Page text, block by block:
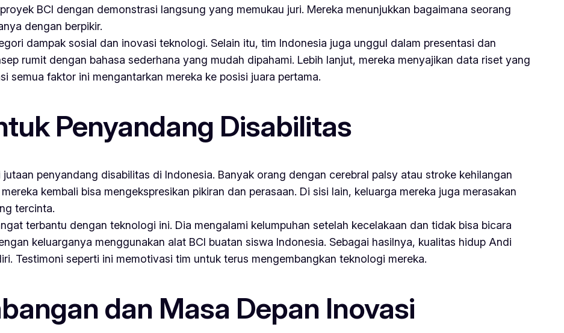
BCI dengan demonstrasi langsung yang memukau juri. Mereka menunjukkan bagaimana seorang
dengan berpikir.
dampak sosial dan inovasi teknologi. Selain itu, tim Indonesia juga unggul dalam presentasi dan
rumit dengan bahasa sederhana yang mudah dipahami. Lebih lanjut, mereka menyajikan data riset yang
semua faktor ini mengantarkan mereka ke posisi juara pertama.
Penyandang Disabilitas
penyandang disabilitas di Indonesia. Banyak orang dengan cerebral palsy atau stroke kehilangan
kembali bisa mengekspresikan pikiran dan perasaan. Di sisi lain, keluarga mereka juga merasakan
tercinta.
terbantu dengan teknologi ini. Dia mengalami kelumpuhan setelah kecelakaan dan tidak bisa bicara
keluarganya menggunakan alat BCI buatan siswa Indonesia. Sebagai hasilnya, kualitas hidup Andi
Testimoni seperti ini memotivasi tim untuk terus mengembangkan teknologi mereka.
dan Masa Depan Inovasi